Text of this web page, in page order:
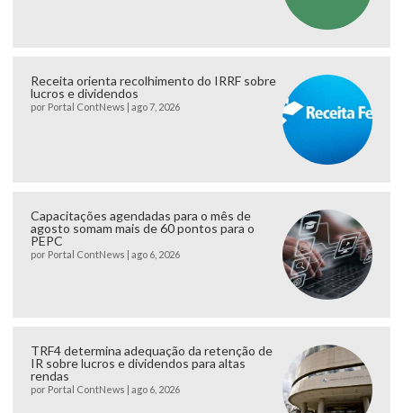
Receita orienta recolhimento do IRRF sobre
lucros e dividendos
por Portal ContNews | ago 7, 2026
Capacitações agendadas para o mês de
agosto somam mais de 60 pontos para o
PEPC
por Portal ContNews | ago 6, 2026
TRF4 determina adequação da retenção de
IR sobre lucros e dividendos para altas
rendas
por Portal ContNews | ago 6, 2026